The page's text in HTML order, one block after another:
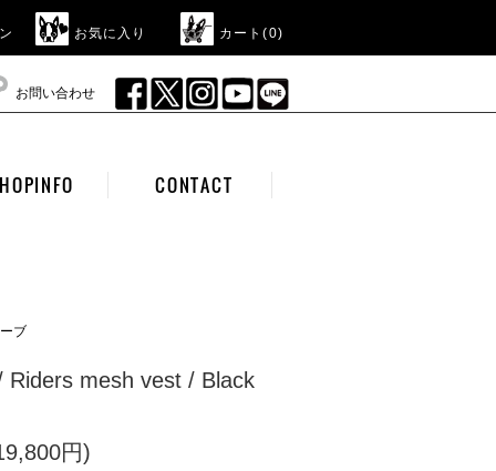
お気に入り カート(0)
お問い合わせ
CONTACT
ブ
Riders mesh vest / Black
円)